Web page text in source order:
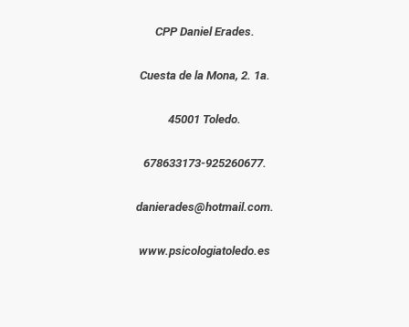
CPP Daniel Erades.
Cuesta de la Mona, 2. 1a.
45001 Toledo.
678633173-925260677.
danierades@hotmail.com.
www.psicologiatoledo.es